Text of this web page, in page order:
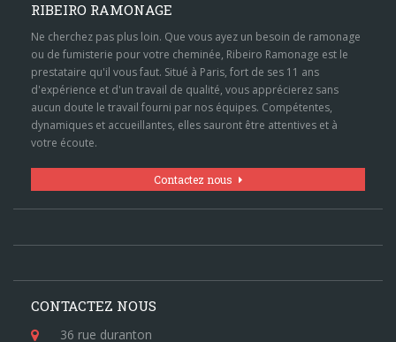
RIBEIRO RAMONAGE
Ne cherchez pas plus loin. Que vous ayez un besoin de ramonage
ou de fumisterie pour votre cheminée, Ribeiro Ramonage est le
prestataire qu'il vous faut. Situé à Paris, fort de ses 11 ans
d'expérience et d'un travail de qualité, vous apprécierez sans
aucun doute le travail fourni par nos équipes. Compétentes,
dynamiques et accueillantes, elles sauront être attentives et à
votre écoute.
Contactez nous
CONTACTEZ NOUS
36 rue duranton